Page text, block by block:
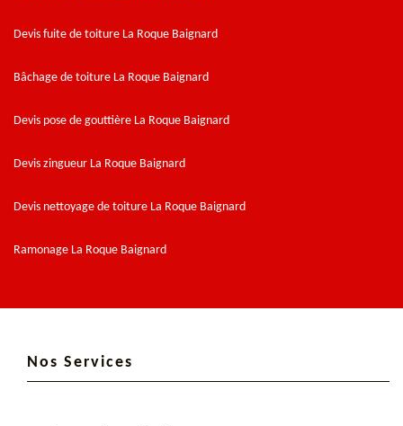
Devis fuite de toiture La Roque Baignard
Bâchage de toiture La Roque Baignard
Devis pose de gouttière La Roque Baignard
Devis zingueur La Roque Baignard
Devis nettoyage de toiture La Roque Baignard
Ramonage La Roque Baignard
Nos Services